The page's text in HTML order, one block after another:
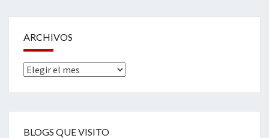
ARCHIVOS
Archivos
BLOGS QUE VISITO